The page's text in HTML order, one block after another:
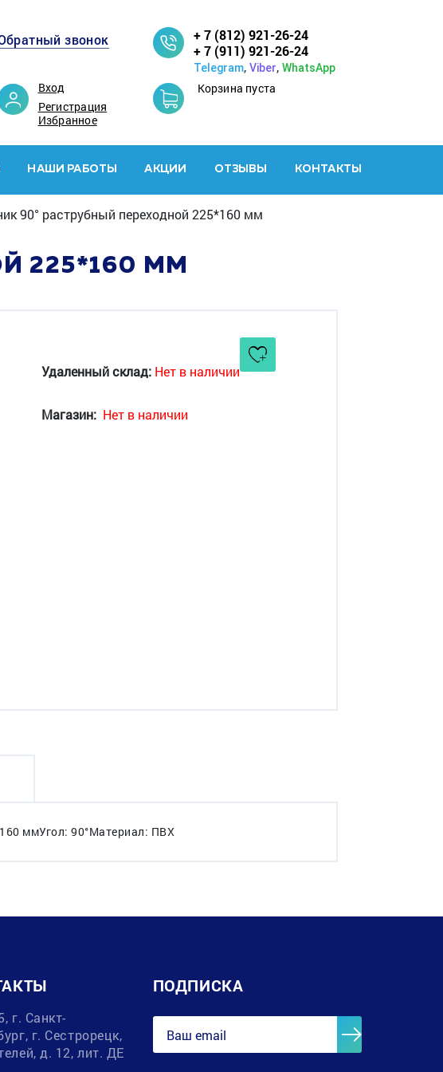
звонок
Вход
Регистрация
Избранное
+ 7 (812) 921-26-24
+ 7 (911) 921-26-24
Telegram, Viber, WhatsApp
Корзина пуста
НАШИ РАБОТЫ АКЦИИ ОТЗЫВЫ КОНТАКТЫ
90° раструбный переходной 225*160 мм
225*160 ММ
Удаленный склад: Нет в наличии
Магазин: Нет в наличии
ммУгол: 90°Материал: ПВХ
г. Санкт-
г. Сестрорецк,
д. 12, лит. ДЕ
ПОДПИСКА